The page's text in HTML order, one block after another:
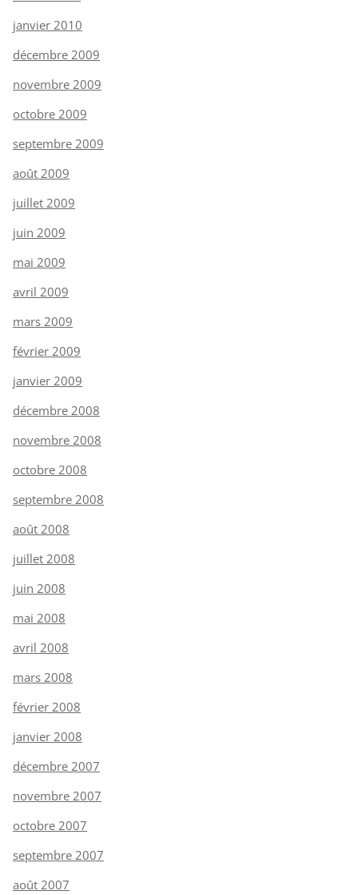
janvier 2010
décembre 2009
novembre 2009
octobre 2009
septembre 2009
août 2009
juillet 2009
juin 2009
mai 2009
avril 2009
mars 2009
février 2009
janvier 2009
décembre 2008
novembre 2008
octobre 2008
septembre 2008
août 2008
juillet 2008
juin 2008
mai 2008
avril 2008
mars 2008
février 2008
janvier 2008
décembre 2007
novembre 2007
octobre 2007
septembre 2007
août 2007